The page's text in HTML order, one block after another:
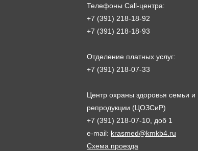
Телефоны Call-центра:
+7 (391) 218-18-92
+7 (391) 218-18-93
Отделение платных услуг:
+7 (391) 218-07-33
Центр охраны здоровья семьи и
репродукции (ЦОЗСиР)
+7 (391) 218-07-10, доб 1
e-mail: krasmed@kmkb4.ru
Схема проезда